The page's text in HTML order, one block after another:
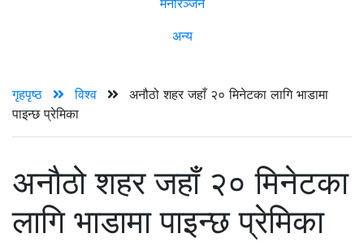
अन्य
गृहपृष्ठ विश्व
अनौठो शहर जहाँ २० मिनेटका लागि भाडामा
पाइन्छ प्रेमिका
अनौठो शहर जहाँ २० मिनेटका
लागि भाडामा पाइन्छ प्रेमिका